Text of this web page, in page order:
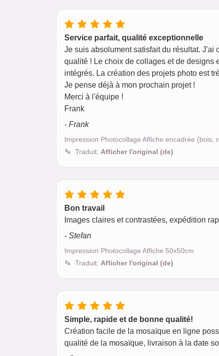
Service parfait, qualité exceptionnelle
Je suis absolument satisfait du résultat. J'ai
qualité ! Le choix de collages et de designs
intégrés. La création des projets photo est
Je pense déjà à mon prochain projet !
Merci à l'équipe !
Frank
- Frank
Impression Photocollage Affiche encadrée (bois,
Traduit: Afficher l'original (de)
Bon travail
Images claires et contrastées, expédition
- Stefan
Impression Photocollage Affiche 50x50cm
Traduit: Afficher l'original (de)
Simple, rapide et de bonne qualité!
Création facile de la mosaïque en ligne
qualité de la mosaïque, livraison à la date